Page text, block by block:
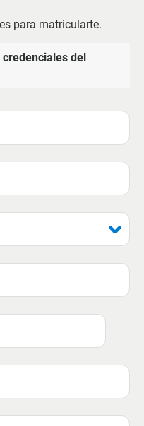
para matricularte.
del